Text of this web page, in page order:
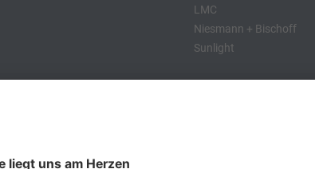
LMC
Niesmann + Bischoff
Sunlight